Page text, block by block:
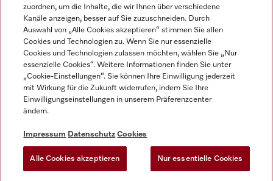
Impressum
AGB
Datenschutz
Nutzungsbedingungen
EU-Gesetzen über digitale Dienste
Cookie Einstellungen
zuordnen, um die Inhalte, die wir Ihnen über verschiedene
Kanäle anzeigen, besser auf Sie zuzuschneiden. Durch
Auswahl von „Alle Cookies akzeptieren“ stimmen Sie allen
Cookies und Technologien zu. Wenn Sie nur essenzielle
Cookies und Technologien zulassen möchten, wählen Sie „Nur
essenzielle Cookies“. Weitere Informationen finden Sie unter
„Cookie-Einstellungen“. Sie können Ihre Einwilligung jederzeit
mit Wirkung für die Zukunft widerrufen, indem Sie Ihre
Einwilligungseinstellungen in unserem Präferenzcenter
ändern.
Impressum Datenschutz Cookies
Alle Cookies akzeptieren Nur essentielle Cookies